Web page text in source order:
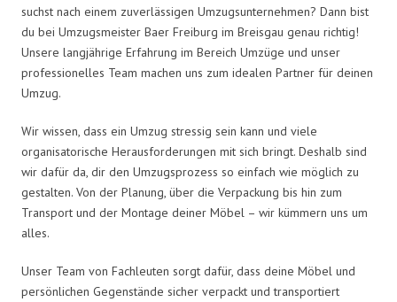
suchst nach einem zuverlässigen Umzugsunternehmen? Dann bist
du bei Umzugsmeister Baer Freiburg im Breisgau genau richtig!
Unsere langjährige Erfahrung im Bereich Umzüge und unser
professionelles Team machen uns zum idealen Partner für deinen
Umzug.
Wir wissen, dass ein Umzug stressig sein kann und viele
organisatorische Herausforderungen mit sich bringt. Deshalb sind
wir dafür da, dir den Umzugsprozess so einfach wie möglich zu
gestalten. Von der Planung, über die Verpackung bis hin zum
Transport und der Montage deiner Möbel – wir kümmern uns um
alles.
Unser Team von Fachleuten sorgt dafür, dass deine Möbel und
persönlichen Gegenstände sicher verpackt und transportiert